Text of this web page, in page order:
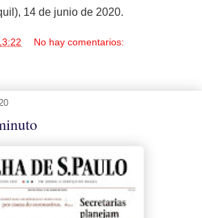
14 de junio de 2020.
No hay comentarios: